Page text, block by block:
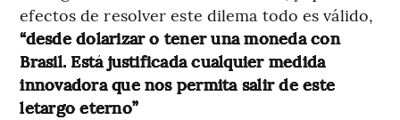
efectos de resolver este dilema todo es válido,
“desde dolarizar o tener una moneda con
Brasil. Está justificada cualquier medida
innovadora que nos permita salir de este
letargo eterno”